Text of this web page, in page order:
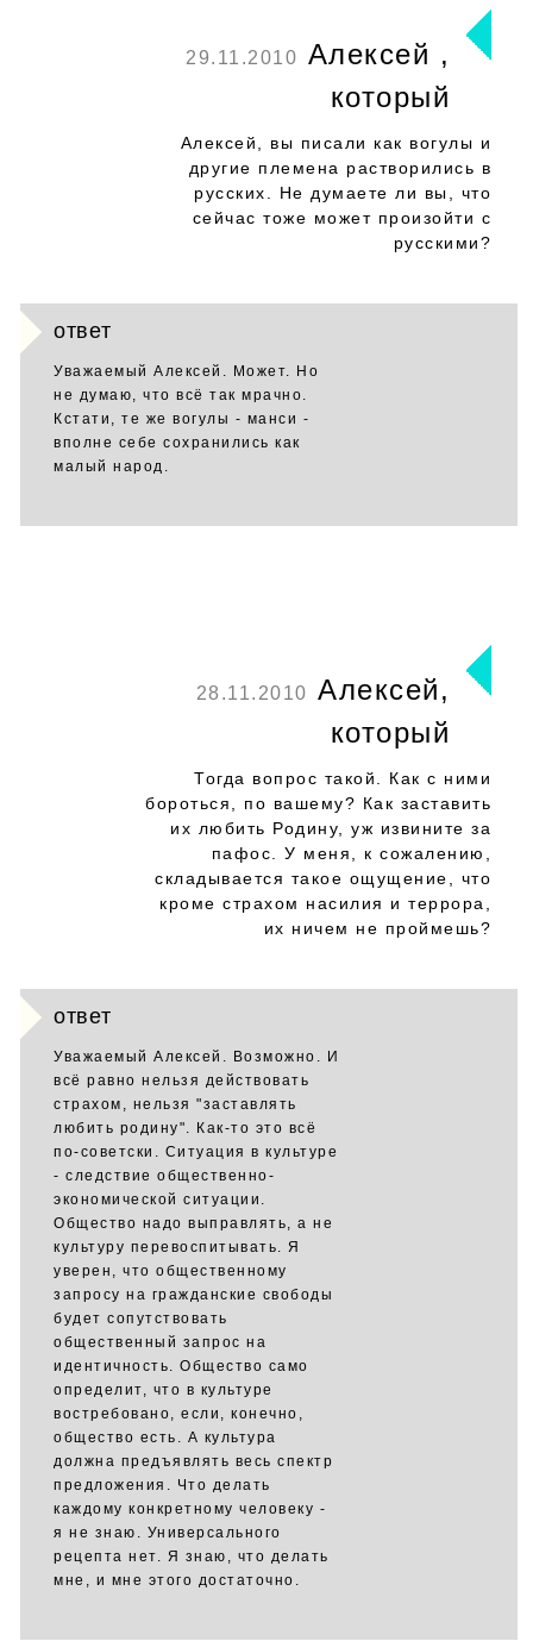
29.11.2010 Алексей ,
который
Алексей, вы писали как вогулы и
другие племена растворились в
русских. Не думаете ли вы, что
сейчас тоже может произойти с
русскими?
ответ
Уважаемый Алексей. Может. Но
не думаю, что всё так мрачно.
Кстати, те же вогулы - манси -
вполне себе сохранились как
малый народ.
28.11.2010 Алексей,
который
Тогда вопрос такой. Как с ними
бороться, по вашему? Как заставить
их любить Родину, уж извините за
пафос. У меня, к сожалению,
складывается такое ощущение, что
кроме страхом насилия и террора,
их ничем не проймешь?
ответ
Уважаемый Алексей. Возможно. И
всё равно нельзя действовать
страхом, нельзя "заставлять
любить родину". Как-то это всё
по-советски. Ситуация в культуре
- следствие общественно-
экономической ситуации.
Общество надо выправлять, а не
культуру перевоспитывать. Я
уверен, что общественному
запросу на гражданские свободы
будет сопутствовать
общественный запрос на
идентичность. Общество само
определит, что в культуре
востребовано, если, конечно,
общество есть. А культура
должна предъявлять весь спектр
предложения. Что делать
каждому конкретному человеку -
я не знаю. Универсального
рецепта нет. Я знаю, что делать
мне, и мне этого достаточно.